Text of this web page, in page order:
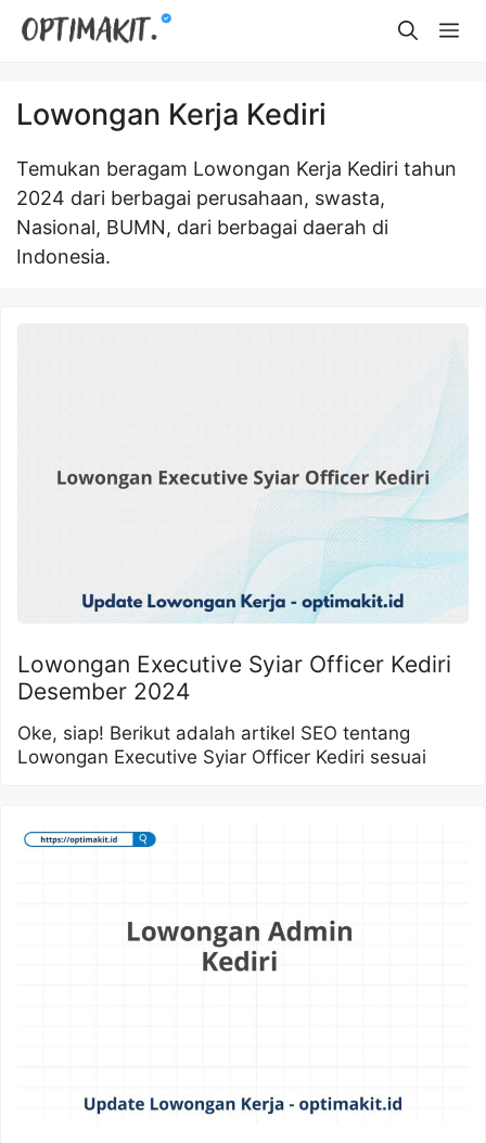
Skip
Lowongan Kerja Kediri
Temukan beragam Lowongan Kerja Kediri tahun
2024 dari berbagai perusahaan, swasta,
Nasional, BUMN, dari berbagai daerah di
Indonesia.
Lowongan Executive Syiar Officer Kediri
Desember 2024
Oke, siap! Berikut adalah artikel SEO tentang
Lowongan Executive Syiar Officer Kediri sesuai